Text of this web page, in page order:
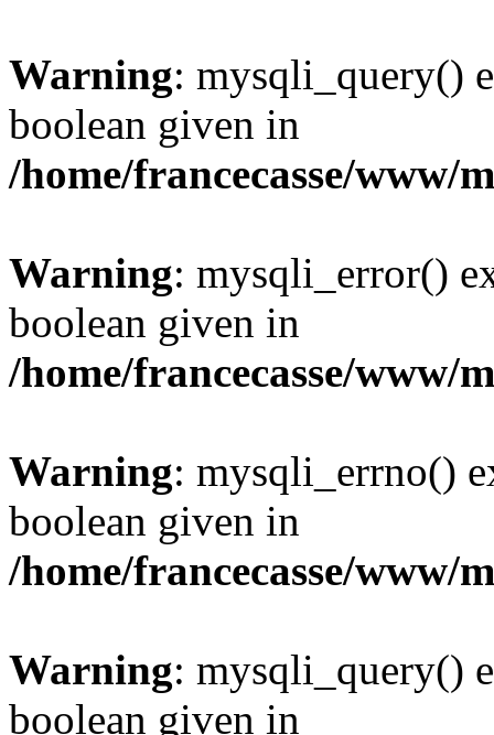
Warning: mysqli_query()
boolean given in
/home/francecasse/www/
Warning: mysqli_error()
boolean given in
/home/francecasse/www/
Warning: mysqli_errno()
boolean given in
/home/francecasse/www/
Warning: mysqli_query()
boolean given in